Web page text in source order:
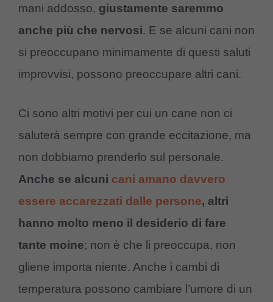
mani addosso, giustamente saremmo
anche più che nervosi. E se alcuni cani non
si preoccupano minimamente di questi saluti
improvvisi, possono preoccupare altri cani.
Ci sono altri motivi per cui un cane non ci
saluterà sempre con grande eccitazione, ma
non dobbiamo prenderlo sul personale.
Anche se alcuni cani amano davvero
essere accarezzati dalle persone, altri
hanno molto meno il desiderio di fare
tante moine; non è che li preoccupa, non
gliene importa niente. Anche i cambi di
temperatura possono cambiare l’umore di un